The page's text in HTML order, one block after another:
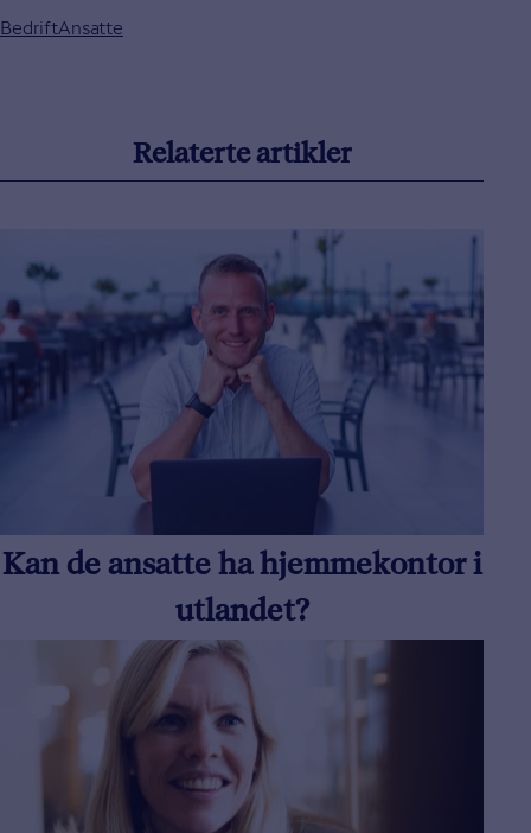
BedriftAnsatte
Relaterte artikler
Kan de ansatte ha hjemmekontor i
utlandet?